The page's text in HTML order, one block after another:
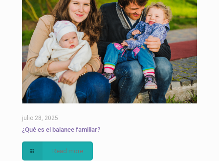
julio 28, 2025
¿Qué es el balance familiar?
Read more